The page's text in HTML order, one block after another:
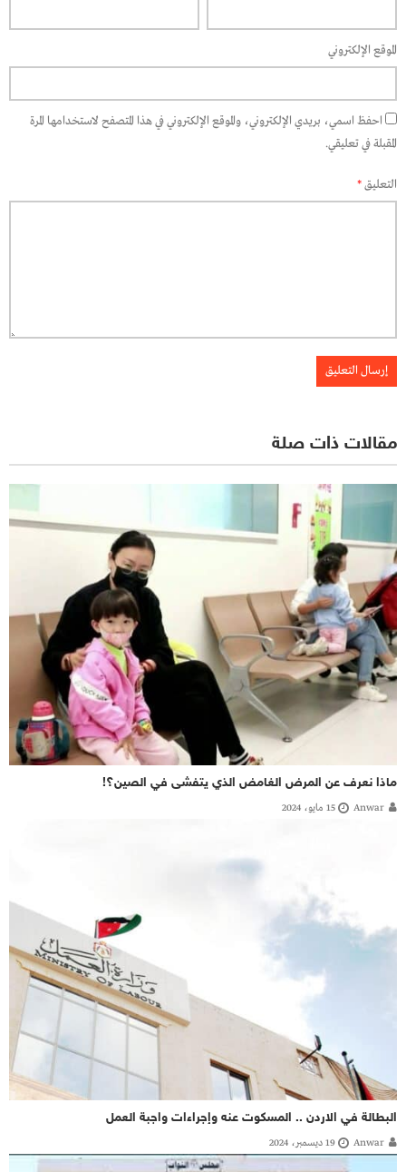
الموقع الإلكتروني
احفظ اسمي، بريدي الإلكتروني، والموقع الإلكتروني في هذا المتصفح لاستخدامها المرة
المقبلة في تعليقي.
التعليق*
مقالات ذات صلة
ماذا نعرف عن المرض الغامض الذي يتفشى في الصين؟!
Anwar 15 مايو، 2024
البطالة في الاردن .. المسكوت عنه وإجراءات واجبة العمل
Anwar 19 ديسمبر، 2024